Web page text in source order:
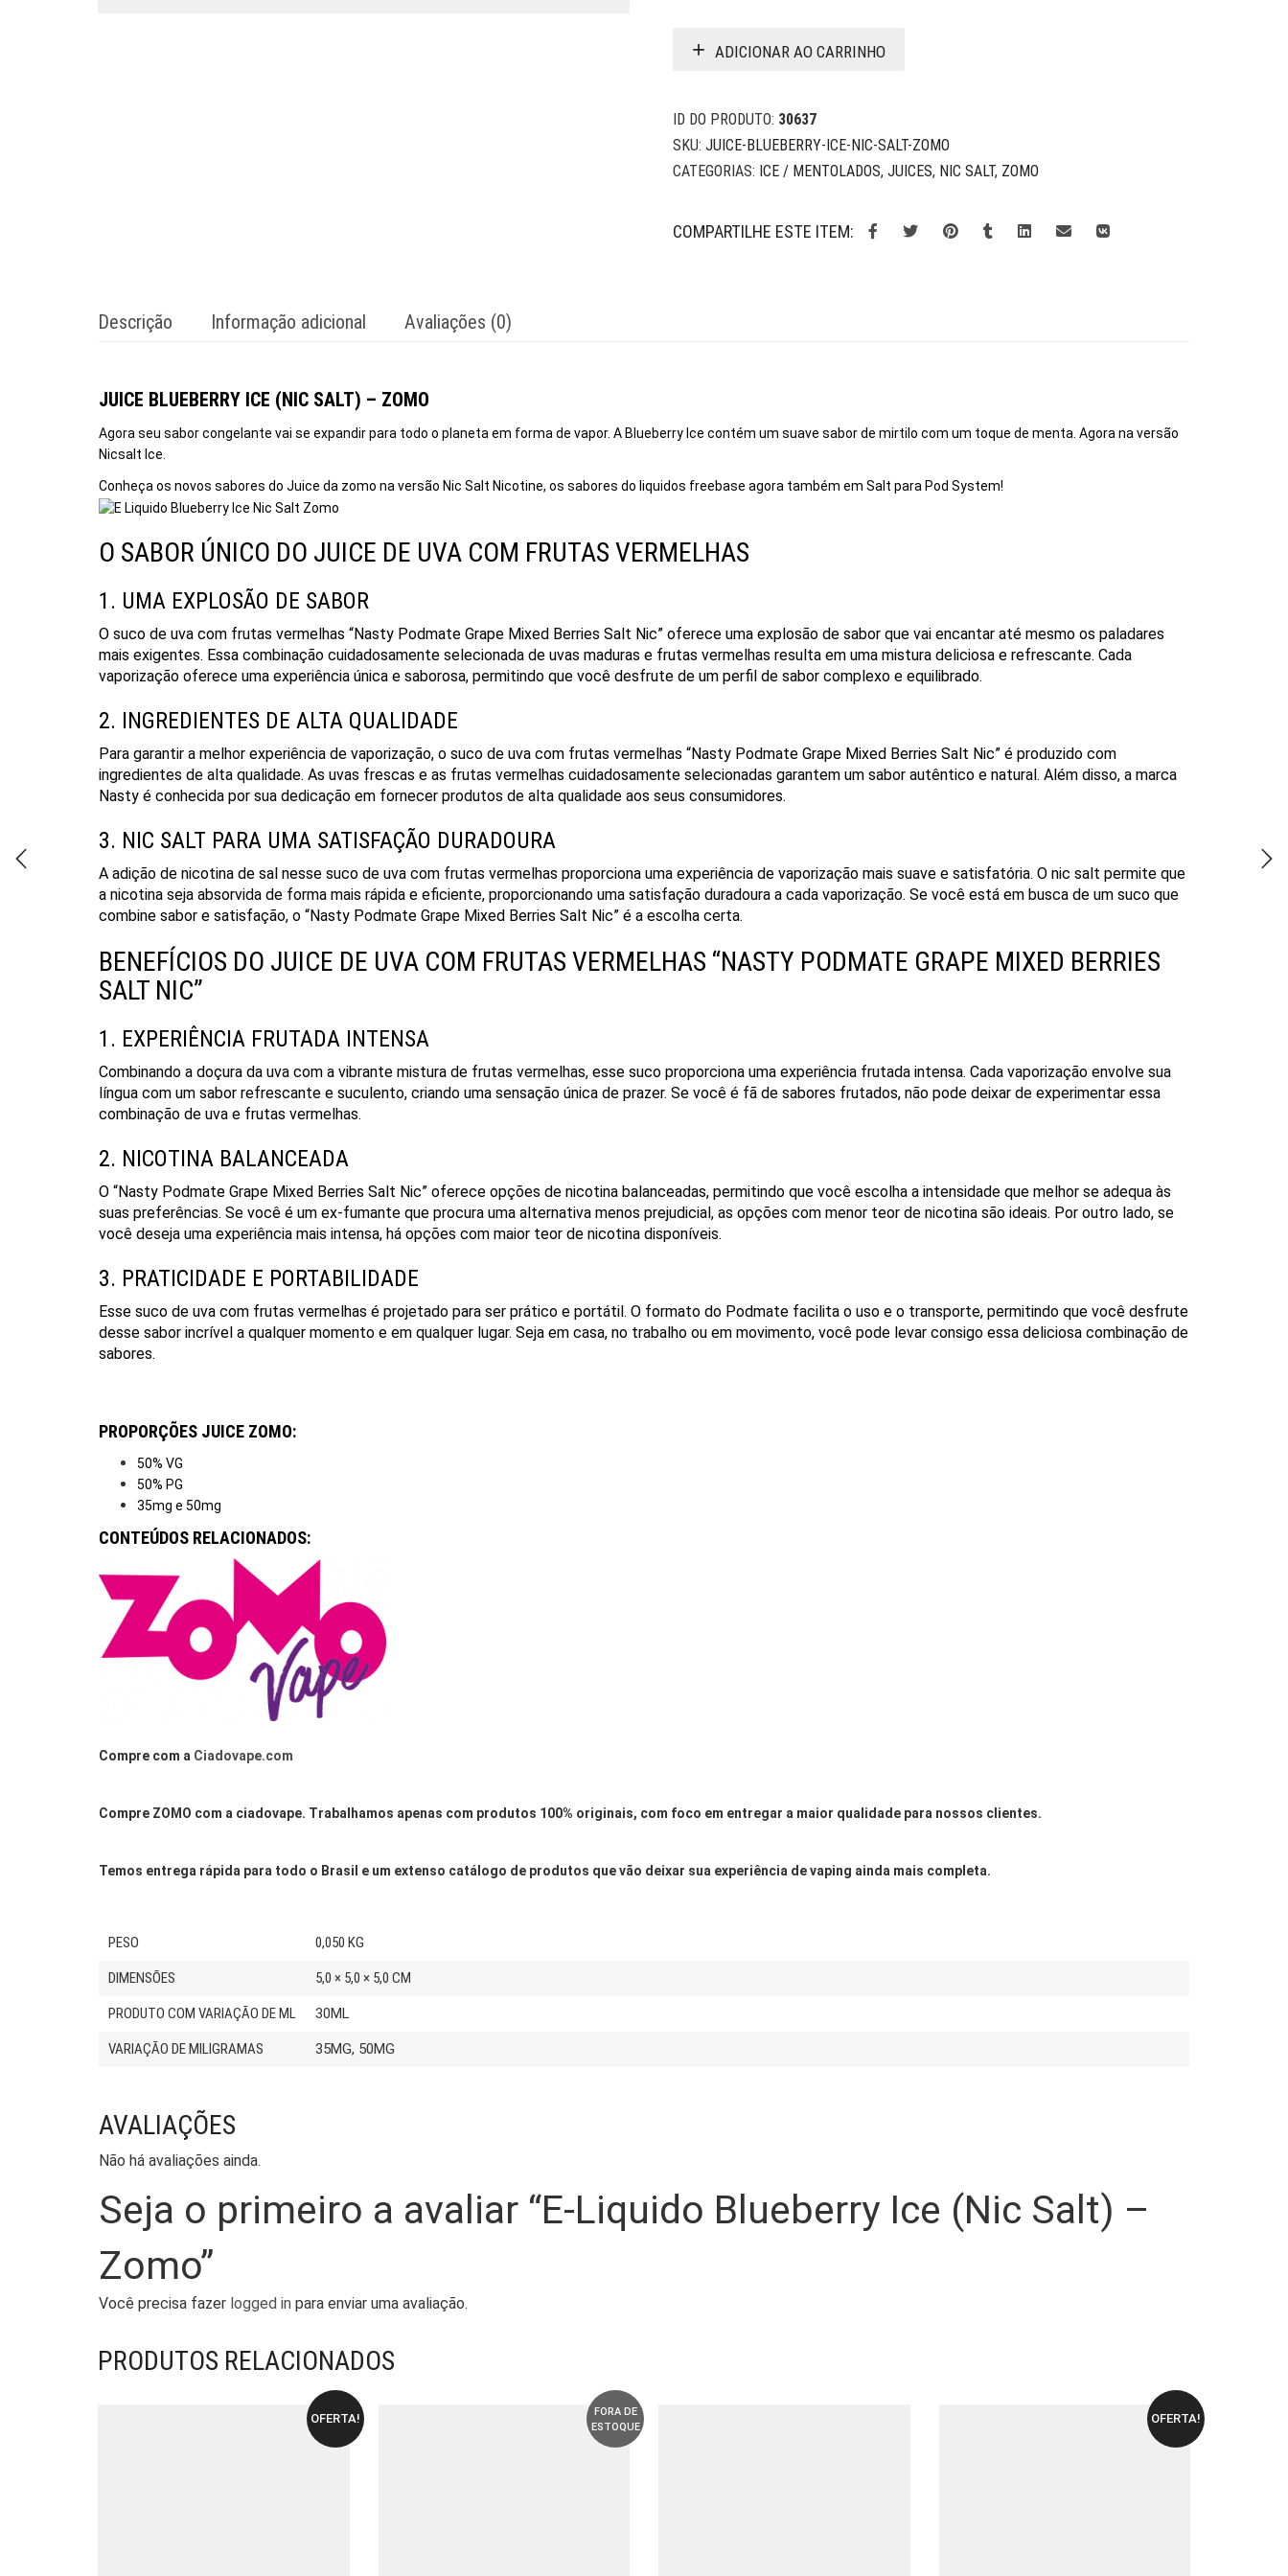
ADICIONAR AO CARRINHO
ID DO PRODUTO: 30637
SKU: JUICE-BLUEBERRY-ICE-NIC-SALT-ZOMO
CATEGORIAS: ICE / MENTOLADOS, JUICES, NIC SALT, ZOMO
COMPARTILHE ESTE ITEM:
Descrição Informação adicional Avaliações (0)
JUICE BLUEBERRY ICE (NIC SALT) – ZOMO
Agora seu sabor congelante vai se expandir para todo o planeta em forma de vapor. A Blueberry Ice contém um suave sabor de mirtilo com um toque de menta. Agora na versão
Nicsalt Ice.
Conheça os novos sabores do Juice da zomo na versão Nic Salt Nicotine, os sabores do liquidos freebase agora também em Salt para Pod System!
O SABOR ÚNICO DO JUICE DE UVA COM FRUTAS VERMELHAS
1. UMA EXPLOSÃO DE SABOR
O suco de uva com frutas vermelhas “Nasty Podmate Grape Mixed Berries Salt Nic” oferece uma explosão de sabor que vai encantar até mesmo os paladares
mais exigentes. Essa combinação cuidadosamente selecionada de uvas maduras e frutas vermelhas resulta em uma mistura deliciosa e refrescante. Cada
vaporização oferece uma experiência única e saborosa, permitindo que você desfrute de um perfil de sabor complexo e equilibrado.
2. INGREDIENTES DE ALTA QUALIDADE
Para garantir a melhor experiência de vaporização, o suco de uva com frutas vermelhas “Nasty Podmate Grape Mixed Berries Salt Nic” é produzido com
ingredientes de alta qualidade. As uvas frescas e as frutas vermelhas cuidadosamente selecionadas garantem um sabor autêntico e natural. Além disso, a marca
Nasty é conhecida por sua dedicação em fornecer produtos de alta qualidade aos seus consumidores.
3. NIC SALT PARA UMA SATISFAÇÃO DURADOURA
A adição de nicotina de sal nesse suco de uva com frutas vermelhas proporciona uma experiência de vaporização mais suave e satisfatória. O nic salt permite que
a nicotina seja absorvida de forma mais rápida e eficiente, proporcionando uma satisfação duradoura a cada vaporização. Se você está em busca de um suco que
combine sabor e satisfação, o “Nasty Podmate Grape Mixed Berries Salt Nic” é a escolha certa.
BENEFÍCIOS DO JUICE DE UVA COM FRUTAS VERMELHAS “NASTY PODMATE GRAPE MIXED BERRIES
SALT NIC”
1. EXPERIÊNCIA FRUTADA INTENSA
Combinando a doçura da uva com a vibrante mistura de frutas vermelhas, esse suco proporciona uma experiência frutada intensa. Cada vaporização envolve sua
língua com um sabor refrescante e suculento, criando uma sensação única de prazer. Se você é fã de sabores frutados, não pode deixar de experimentar essa
combinação de uva e frutas vermelhas.
2. NICOTINA BALANCEADA
O “Nasty Podmate Grape Mixed Berries Salt Nic” oferece opções de nicotina balanceadas, permitindo que você escolha a intensidade que melhor se adequa às
suas preferências. Se você é um ex-fumante que procura uma alternativa menos prejudicial, as opções com menor teor de nicotina são ideais. Por outro lado, se
você deseja uma experiência mais intensa, há opções com maior teor de nicotina disponíveis.
3. PRATICIDADE E PORTABILIDADE
Esse suco de uva com frutas vermelhas é projetado para ser prático e portátil. O formato do Podmate facilita o uso e o transporte, permitindo que você desfrute
desse sabor incrível a qualquer momento e em qualquer lugar. Seja em casa, no trabalho ou em movimento, você pode levar consigo essa deliciosa combinação de
sabores.
PROPORÇÕES JUICE ZOMO:
50% VG
50% PG
35mg e 50mg
CONTEÚDOS RELACIONADOS:
Compre com a Ciadovape.com
Compre ZOMO com a ciadovape. Trabalhamos apenas com produtos 100% originais, com foco em entregar a maior qualidade para nossos clientes.
Temos entrega rápida para todo o Brasil e um extenso catálogo de produtos que vão deixar sua experiência de vaping ainda mais completa.
PESO 0,050 KG
DIMENSÕES 5,0 × 5,0 × 5,0 CM
PRODUTO COM VARIAÇÃO DE ML 30ML
VARIAÇÃO DE MILIGRAMAS 35MG, 50MG
AVALIAÇÕES
Não há avaliações ainda.
Seja o primeiro a avaliar “E-Liquido Blueberry Ice (Nic Salt) –
Zomo”
Você precisa fazer logged in para enviar uma avaliação.
PRODUTOS RELACIONADOS
OFERTA!
FORA DE
ESTOQUE
OFERTA!